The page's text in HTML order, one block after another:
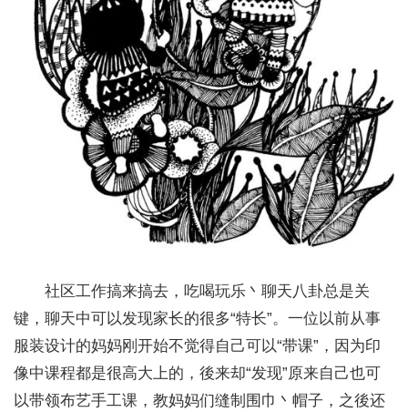
社区工作搞来搞去，吃喝玩乐丶聊天八卦总是关
键，聊天中可以发现家长的很多“特长”。一位以前从事
服装设计的妈妈刚开始不觉得自己可以“带课”，因为印
像中课程都是很高大上的，後来却“发现”原来自己也可
以带领布艺手工课，教妈妈们缝制围巾丶帽子，之後还